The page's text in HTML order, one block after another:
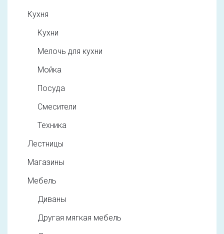
Кухня
Кухни
Мелочь для кухни
Мойка
Посуда
Смесители
Техника
Лестницы
Магазины
Мебель
Диваны
Другая мягкая мебель